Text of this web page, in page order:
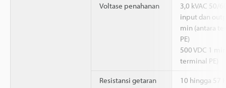
Voltase penahanan
3,0 kVAC 50/
input dan
min (antara
PE)
500 VDC 1
terminal PE)
Resistansi getaran
10 hingga 57